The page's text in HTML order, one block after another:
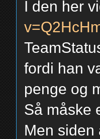
I den her
fordi han
penge og
Så måske
Men siden